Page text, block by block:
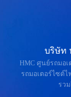
บริษัท
HMC ศูนย์รถมอ
รถมอเตอร์ไซต์
รว